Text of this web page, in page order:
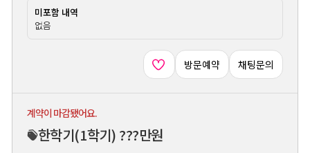
미포함 내역
없음
방문예약 채팅문의
계약이 마감됐어요.
한학기(1학기) ???만원